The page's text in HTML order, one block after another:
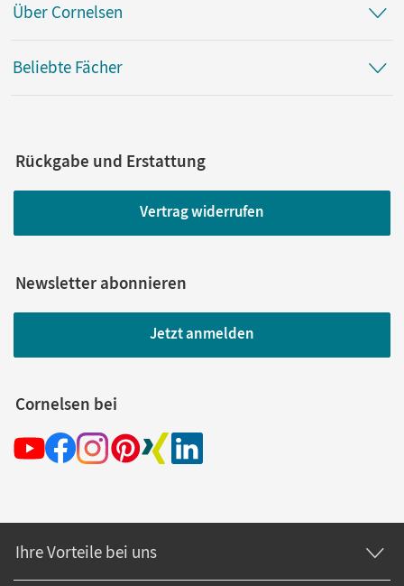
Über Cornelsen
Beliebte Fächer
Rückgabe und Erstattung
Vertrag widerrufen
Newsletter abonnieren
Jetzt anmelden
Cornelsen bei
Ihre Vorteile bei uns